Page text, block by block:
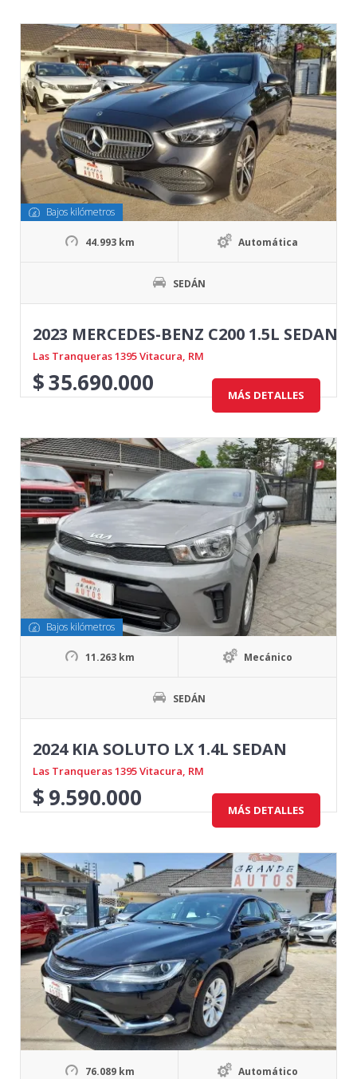
Bajos kilómetros
44.993 km Automática
SEDÁN
2023 MERCEDES-BENZ C200 1.5L SEDAN
Las Tranqueras 1395 Vitacura, RM
$35.690.000 MÁS DETALLES
Bajos kilómetros
11.263 km Mecánico
SEDÁN
2024 KIA SOLUTO LX 1.4L SEDAN
Las Tranqueras 1395 Vitacura, RM
$9.590.000 MÁS DETALLES
76.089 km Automático